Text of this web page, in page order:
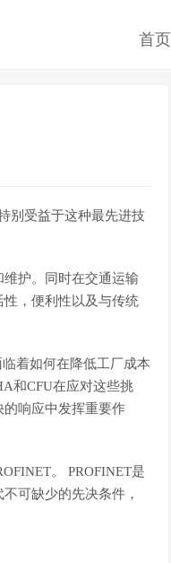
首页
别受益于这种最先进技
护。同时在交通运输
，便利性以及与传统
着如何在降低工厂成本
和CFU在应对这些挑
响应中发挥重要作
。 PROFINET是
可缺少的先决条件，